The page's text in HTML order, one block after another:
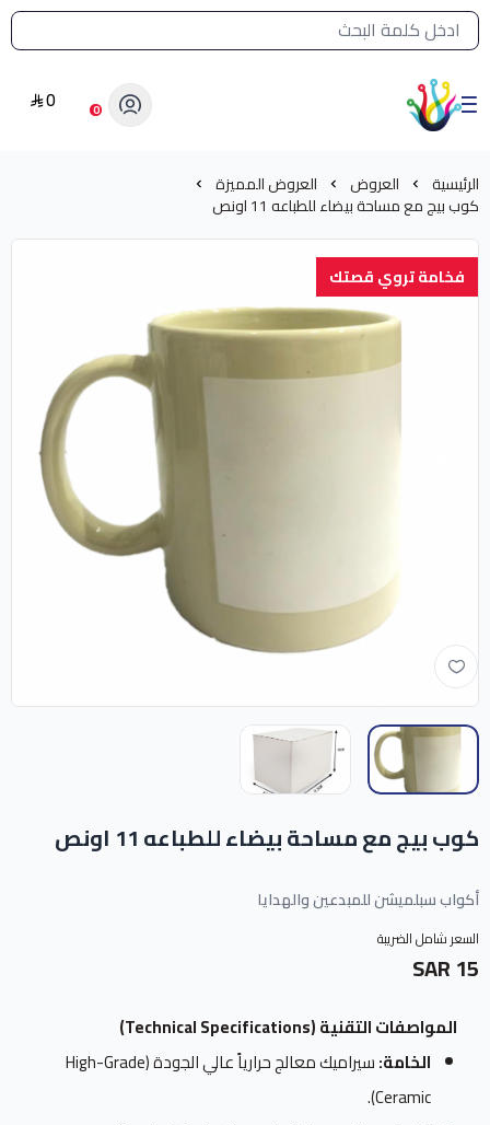
القائمة الرئيسية لمتجر الشرق النادر
الشرق النادر بيع مستلزمات طباعة حرارية 0
0
الرئيسية العروض العروض المميزة
كوب بيج مع مساحة بيضاء للطباعه 11 اونص
فخامة تروي قصتك
كوب بيج مع مساحة بيضاء للطباعه 11 اونص
أكواب سبلميشن للمبدعين والهدايا
السعر شامل الضريبة
15 SAR
المواصفات التقنية (Technical Specifications)
الخامة:
سيراميك معالج حرارياً عالي الجودة (High-Grade
Ceramic).